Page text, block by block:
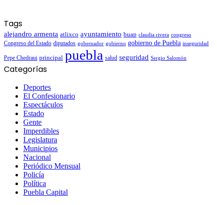
Tags
alejandro armenta atlixco ayuntamiento buap claudia rivera congreso
Congreso del Estado diputados gobernador gobierno gobierno de Puebla inseguridad
Pepe Chedraui principal puebla salud seguridad Sergio Salomón
Categorías
Deportes
El Confesionario
Espectáculos
Estado
Gente
Imperdibles
Legislatura
Municipios
Nacional
Periódico Mensual
Policía
Política
Puebla Capital